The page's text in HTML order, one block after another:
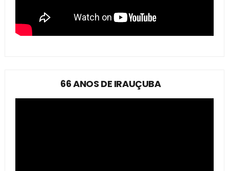
66 ANOS DE IRAUÇUBA